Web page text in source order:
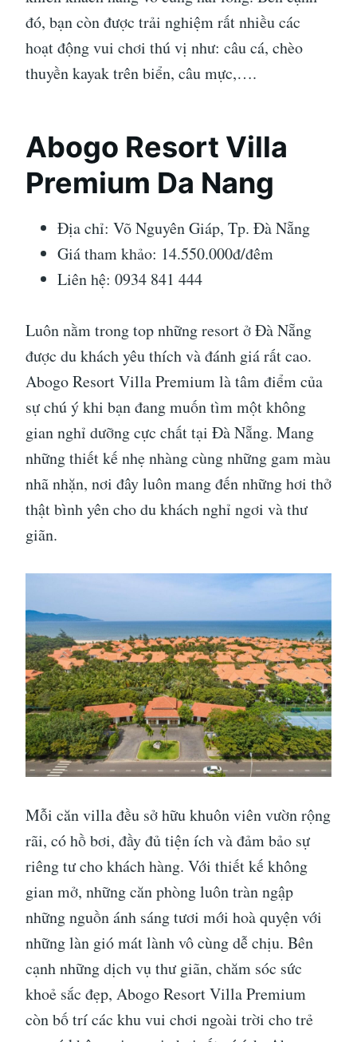
đó, bạn còn được trải nghiệm rất nhiều các
hoạt động vui chơi thú vị như: câu cá, chèo
thuyền kayak trên biển, câu mực,….
Abogo Resort Villa
Premium Da Nang
Địa chỉ: Võ Nguyên Giáp, Tp. Đà Nẵng
Giá tham khảo: 14.550.000đ/đêm
Liên hệ: 0934 841 444
Luôn nằm trong top những resort ở Đà Nẵng
được du khách yêu thích và đánh giá rất cao.
Abogo Resort Villa Premium là tâm điểm của
sự chú ý khi bạn đang muốn tìm một không
gian nghỉ dưỡng cực chất tại Đà Nẵng. Mang
những thiết kế nhẹ nhàng cùng những gam màu
nhã nhặn, nơi đây luôn mang đến những hơi thở
thật bình yên cho du khách nghỉ ngơi và thư
giãn.
Mỗi căn villa đều sở hữu khuôn viên vườn rộng
rãi, có hồ bơi, đầy đủ tiện ích và đảm bảo sự
riêng tư cho khách hàng. Với thiết kế không
gian mở, những căn phòng luôn tràn ngập
những nguồn ánh sáng tươi mới hoà quyện với
những làn gió mát lành vô cùng dễ chịu. Bên
cạnh những dịch vụ thư giãn, chăm sóc sức
khoẻ sắc đẹp, Abogo Resort Villa Premium
còn bố trí các khu vui chơi ngoài trời cho trẻ